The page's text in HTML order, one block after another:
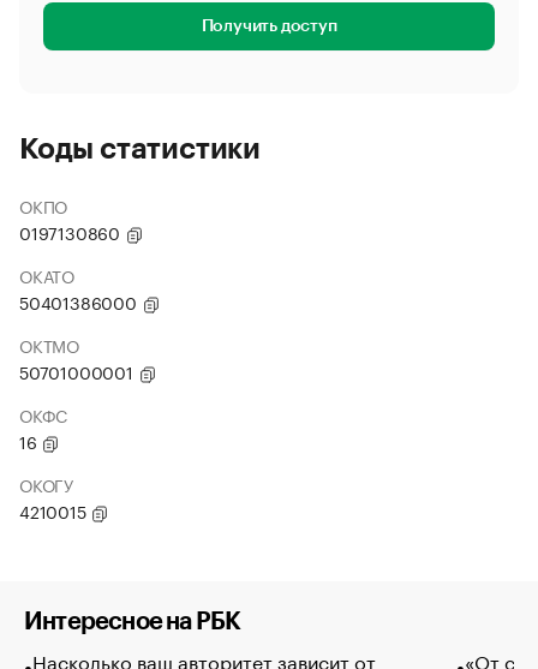
Получить доступ
Коды статистики
ОКПО
0197130860
ОКАТО
50401386000
ОКТМО
50701000001
ОКФС
16
ОКОГУ
4210015
Интересное на РБК
Насколько ваш авторитет зависит от
«От